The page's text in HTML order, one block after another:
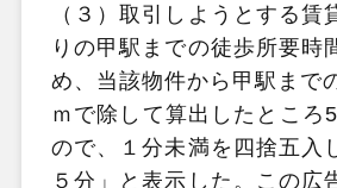
（３）取引しようとする賃
りの甲駅までの徒歩所要時
め、当該物件から甲駅まで
ｍで除して算出したところ
ので、１分未満を四捨五入
５分」と表示した。この広